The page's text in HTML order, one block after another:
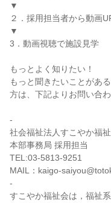
▼
２．採用担当者から動画
▼
3．動画視聴で施設見学
もっとよく知りたい！
もっと聞きたいことがある
方は、下記よりお問い合わ
-
社会福祉法人すこやか福
本部事務局 採用担当
TEL:03-5813-9251
MAIL：kaigo-
-
すこやか福祉会は，福祉